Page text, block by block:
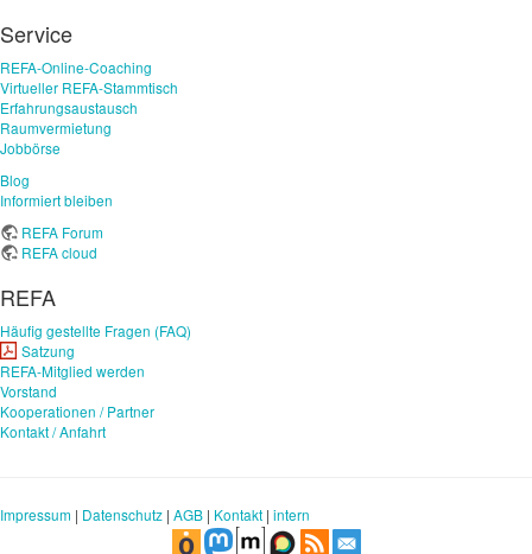
Service
REFA-Online-Coaching
Virtueller REFA-Stammtisch
Erfahrungsaustausch
Raumvermietung
Jobbörse
Blog
Informiert bleiben
REFA Forum
REFA cloud
REFA
Häufig gestellte Fragen (FAQ)
Satzung
REFA-Mitglied werden
Vorstand
Kooperationen / Partner
Kontakt / Anfahrt
Impressum | Datenschutz | AGB | Kontakt | intern